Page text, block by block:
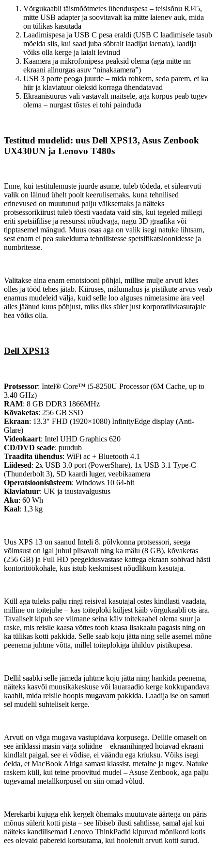
Võrgukaabli täismõõtmetes ühenduspesa – teisisõnu RJ45,
mitte USB adapter ja soovitavalt ka mitte laienev auk, mida
on tülikas kasutada
Laadimispesa ja USB C pesa eraldi (USB C laadimisele tasub
mõelda siis, kui saad juba sõbralt laadijat laenata), laadija
võiks olla kerge ja laialt levinud
Kaamera ja mikrofonipesa peaksid olema (aga mitte nn
ekraani allnurgas asuv “ninakaamera”)
USB 3 porte peoga juurde – mida rohkem, seda parem, et ka
hiir ja klaviatuur oleksid korraga ühendatavad
Ekraanisuurus vali vastavalt maitsele, aga korpus peab tugev
olema – nurgast tõstes ei tohi painduda
Testitud mudelid: uus Dell XPS13, Asus Zenbook
UX430UN ja Lenovo T480s
Enne, kui testitulemuste juurde asume, tuleb tõdeda, et sülearvuti
valik on läinud ühelt poolt keerulisemaks, kuna tehnilised
erinevused on muutunud palju väiksemaks ja näiteks
protsessorikiirust tuleb tõesti vaadata vaid siis, kui tegeled millegi
eriti spetsiifilise ja ressurssi nõudvaga, nagu 3D graafika või
tipptasemel mängud. Muus osas aga on valik isegi natuke lihtsam,
sest enam ei pea sukelduma tehnilistesse spetsifikatsioonidesse ja
numbritesse.
Valitakse aina enam emotsiooni põhjal, millise mulje arvuti käes
olles ja tööd tehes jätab. Kiiruses, mälumahus ja pistikute arvus veab
enamus mudeleid välja, kuid selle loo alguses nimetasime ära veel
alles jäänud kuus põhjust, miks üks süler just korporatiivkasutajale
hea võiks olla.
Dell XPS13
Protsessor: Intel® Core™ i5-8250U Processor (6M Cache, up to
3.40 GHz)
RAM: 8 GB DDR3 1866MHz
Kõvaketas: 256 GB SSD
Ekraan: 13.3″ FHD (1920×1080) InfinityEdge display (Anti-
Glare)
Videokaart: Intel UHD Graphics 620
CD/DVD seade: puudub
Traadita ühendus: WiFi ac + Bluetooth 4.1
Liidesed: 2x USB 3.0 port (PowerShare), 1x USB 3.1 Type-C
(Thunderbolt 3), SD kaardi luger, veebikaamera
Operatsioonisüsteem: Windows 10 64-bit
Klaviatuur: UK ja taustavalgustus
Aku: 60 Wh
Kaal: 1,3 kg
Uus XPS 13 on saanud Inteli 8. põlvkonna protsessori, seega
võimsust on igal juhul piisavalt ning ka mälu (8 GB), kõvaketas
(256 GB) ja Full HD peegeldusvastase kattega ekraan sobivad hästi
kontoritöökohale, kus istub keskmisest nõudlikum kasutaja.
Küll aga tuleks palju ringi reisival kasutajal ostes kindlasti vaadata,
milline on toitejuhe – kas toiteploki küljest käib võrgukaabli ots ära.
Tavaliselt kipub see viimane seina käiv toitekaabel olema suur ja
raske, mis reisile kaasa võttes toob kaasa lisakaalu pagasis ning on
ka tülikas kotti pakkida. Selle saab koju jätta ning selle asemel mõne
peenema juhtme võtta, millel toiteplokiga ühilduv pistikupesa.
Dellil saabki selle jämeda juhtme koju jätta ning hankida peenema,
näiteks kasvõi muusikakeskuse või lauaraadio kerge kokkupandava
kaabli, mida reisile hoopis mugavam pakkida. Laadija ise on samuti
sel mudelil suhteliselt kerge.
Arvuti on väga mugava vastupidava korpusega. Dellile omaselt on
see äriklassi masin väga soliidne – ekraanihinged hoiavad ekraani
kindlalt paigal, see ei võdise, ei väändu ega kriuksu. Võiks isegi
öelda, et MacBook Airiga samast klassist, metalne ja tugev. Natuke
raskem küll, kui teine proovitud mudel – Asuse Zenbook, aga palju
tugevamal metallkorpusel on siin omad võlud.
Merekarbi kujuga ehk kergelt õhemaks muutuvate äärtega on päris
mõnus sülerit kotti pista – see libiseb ilusti sahtlisse, samal ajal kui
näiteks kandilisemad Lenovo ThinkPadid kipuvad mõnikord kotis
ees olevaid pabereid kortsutama, kui hooletult arvuti kotti surud.